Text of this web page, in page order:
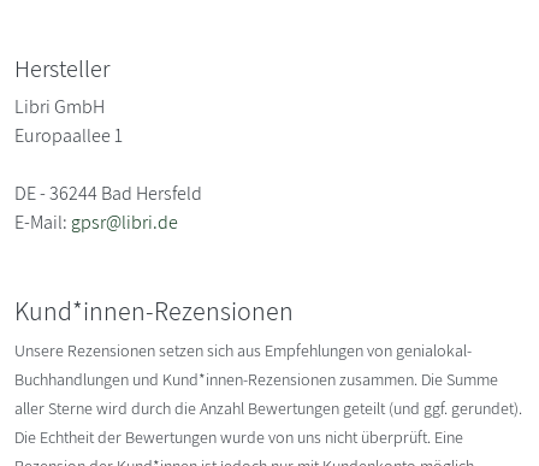
Hersteller
Libri GmbH
Europaallee 1
DE - 36244 Bad Hersfeld
E-Mail: gpsr@libri.de
Kund*innen-Rezensionen
Unsere Rezensionen setzen sich aus Empfehlungen von genialokal-
Buchhandlungen und Kund*innen-Rezensionen zusammen. Die Summe
aller Sterne wird durch die Anzahl Bewertungen geteilt (und ggf. gerundet).
Die Echtheit der Bewertungen wurde von uns nicht überprüft. Eine